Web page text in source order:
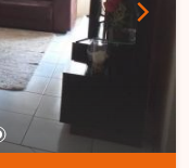
contato agora
garantir esse